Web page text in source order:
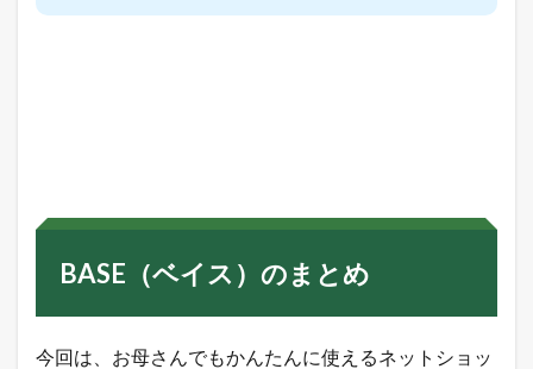
BASE（ベイス）のまとめ
今回は、お母さんでもかんたんに使えるネットショッ